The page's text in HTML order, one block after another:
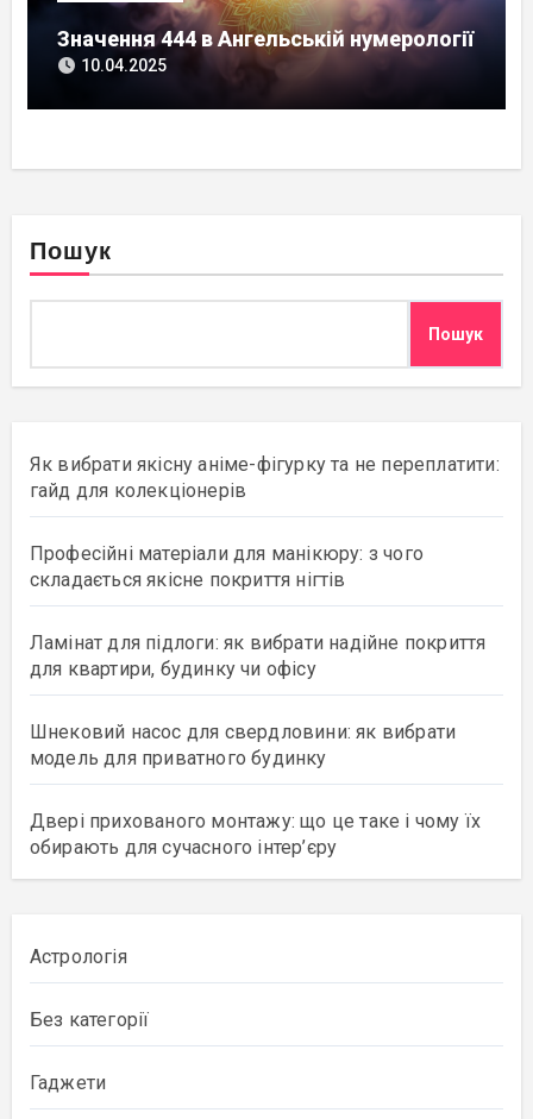
Значення 444 в Ангельській нумерології
10.04.2025
Пошук
Пошук
Як вибрати якісну аніме-фігурку та не переплатити:
гайд для колекціонерів
Професійні матеріали для манікюру: з чого
складається якісне покриття нігтів
Ламінат для підлоги: як вибрати надійне покриття
для квартири, будинку чи офісу
Шнековий насос для свердловини: як вибрати
модель для приватного будинку
Двері прихованого монтажу: що це таке і чому їх
обирають для сучасного інтер’єру
Астрологія
Без категорії
Гаджети